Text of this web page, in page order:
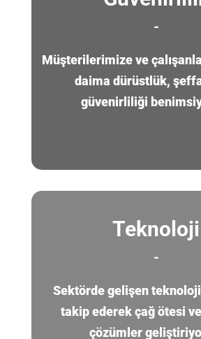
-
Müşterilerimize ve
daima dürüstlük,
güvenirliliği
Teknoloji
-
Sektörde gelişen
takip ederek çağ ötesi
çözümler